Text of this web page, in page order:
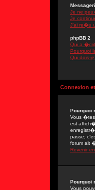
Je ne
Je
J'ai re�u
phpBB 2
Qui a
Pourquoi
Qui dois-
Connexion
Pourquoi
Vous
est
passe;
forum ait
Revenir
Pourquoi
Vous